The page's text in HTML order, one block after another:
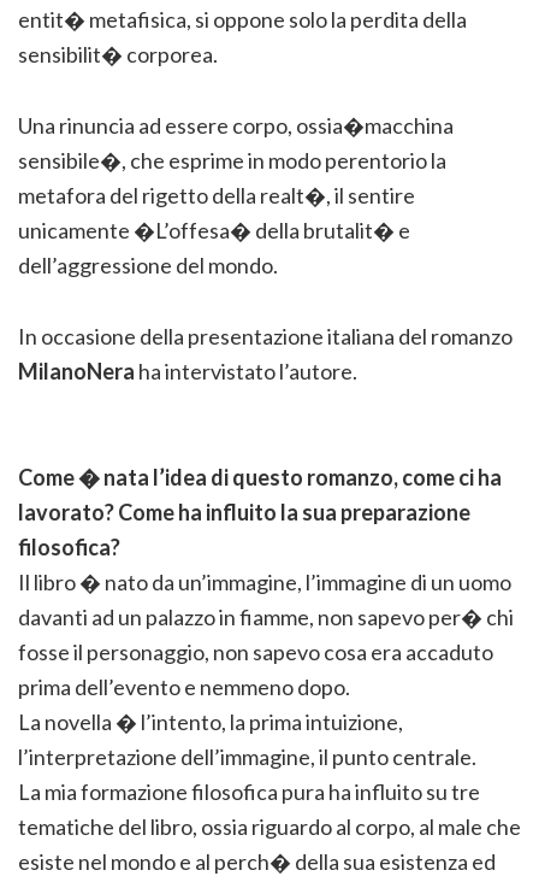
entit� metafisica, si oppone solo la perdita della
sensibilit� corporea.
Una rinuncia ad essere corpo, ossia�macchina
sensibile�, che esprime in modo perentorio la
metafora del rigetto della realt�, il sentire
unicamente �L’offesa� della brutalit� e
dell’aggressione del mondo.
In occasione della presentazione italiana del romanzo
MilanoNera ha intervistato l’autore.
Come � nata l’idea di questo romanzo, come ci ha
lavorato? Come ha influito la sua preparazione
filosofica?
Il libro � nato da un’immagine, l’immagine di un uomo
davanti ad un palazzo in fiamme, non sapevo per� chi
fosse il personaggio, non sapevo cosa era accaduto
prima dell’evento e nemmeno dopo.
La novella � l’intento, la prima intuizione,
l’interpretazione dell’immagine, il punto centrale.
La mia formazione filosofica pura ha influito su tre
tematiche del libro, ossia riguardo al corpo, al male che
esiste nel mondo e al perch� della sua esistenza ed